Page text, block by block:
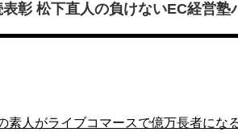
彰 松下直人の負けないEC経営塾
素人がライブコマースで億万長者にな